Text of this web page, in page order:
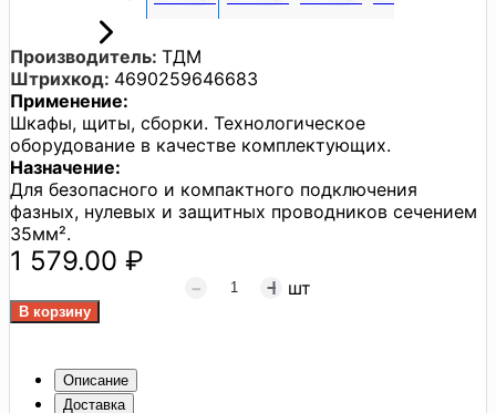
Производитель: ТДМ
Штрихкод: 4690259646683
Применение:
Шкафы, щиты, сборки. Технологическое
оборудование в качестве комплектующих.
Назначение:
Для безопасного и компактного подключения
фазных, нулевых и защитных проводников сечением
35мм².
1 579.00 ₽
шт
Описание
Доставка